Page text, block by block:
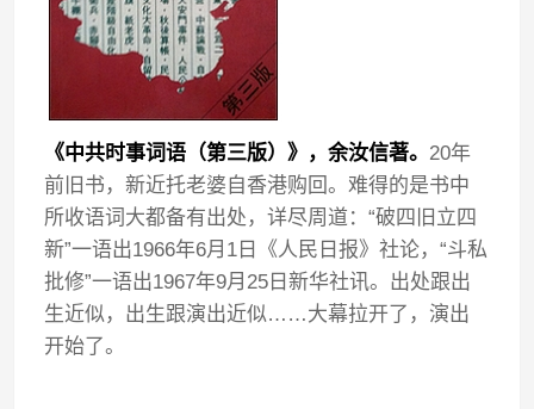
《中共时事词语（第三版）》，余汝信著。 20年
前旧书，新近托老婆自香港购回。难得的是书中
所收语词大都备有出处，详尽周道：“破四旧立四
新”一语出1966年6月1日《人民日报》社论，“斗私
批修”一语出1967年9月25日新华社讯。出处跟出
生近似，出生跟演出近似……大幕拉开了，演出
开始了。